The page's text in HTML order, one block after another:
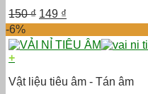
150₫ Giá
gốc
là:
150 ₫.
149 ₫
hiện
tại
là:
-6%
+
Vật liệu tiêu âm - Tán âm